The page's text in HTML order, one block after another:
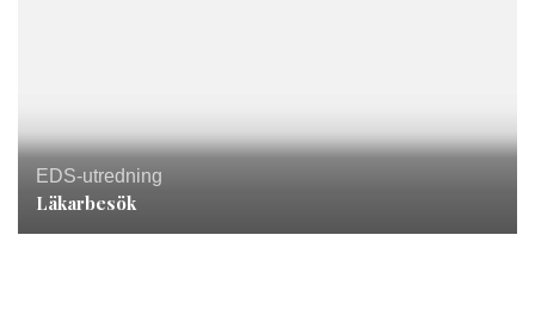
EDS-utredning
Läkarbesök